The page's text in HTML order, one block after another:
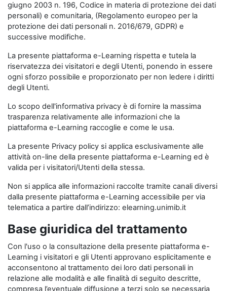
giugno 2003 n. 196, Codice in materia di protezione dei dati
personali) e comunitaria, (Regolamento europeo per la
protezione dei dati personali n. 2016/679, GDPR) e
successive modifiche.
La presente piattaforma e-Learning rispetta e tutela la
riservatezza dei visitatori e degli Utenti, ponendo in essere
ogni sforzo possibile e proporzionato per non ledere i diritti
degli Utenti.
Lo scopo dell'informativa privacy è di fornire la massima
trasparenza relativamente alle informazioni che la
piattaforma e-Learning raccoglie e come le usa.
La presente Privacy policy si applica esclusivamente alle
attività on-line della presente piattaforma e-Learning ed è
valida per i visitatori/Utenti della stessa.
Non si applica alle informazioni raccolte tramite canali diversi
dalla presente piattaforma e-Learning accessibile per via
telematica a partire dall’indirizzo: elearning.unimib.it
Base giuridica del trattamento
Con l'uso o la consultazione della presente piattaforma e-
Learning i visitatori e gli Utenti approvano esplicitamente e
acconsentono al trattamento dei loro dati personali in
relazione alle modalità e alle finalità di seguito descritte,
compresa l’eventuale diffusione a terzi solo se necessaria